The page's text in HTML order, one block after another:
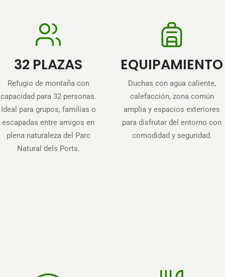
32 PLAZAS
Refugio de montaña con
capacidad para 32 personas.
Ideal para grupos, familias o
escapadas entre amigos en
plena naturaleza del Parc
Natural dels Ports.
EQUIPAMIENTO
Duchas con agua caliente,
calefacción, zona común
amplia y espacios exteriores
para disfrutar del entorno con
comodidad y seguridad.